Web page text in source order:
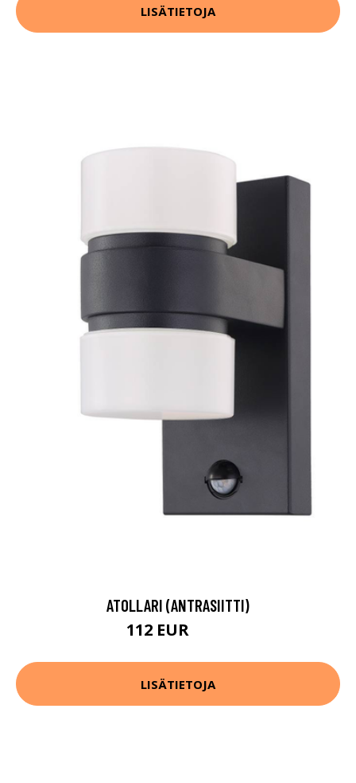
LISÄTIETOJA
ATOLLARI (ANTRASIITTI)
112 EUR
LISÄTIETOJA